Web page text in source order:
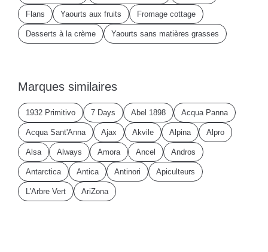
Flans Yaourts aux fruits Fromage cottage
Desserts à la crème Yaourts sans matières grasses
Marques similaires
1932 Primitivo 7 Days Abel 1898 Acqua Panna
Acqua Sant'Anna Ajax Akvile Alpina Alpro
Alsa Always Amora Ancel Andros
Antarctica Antica Antinori Apiculteurs
L'Arbre Vert AriZona